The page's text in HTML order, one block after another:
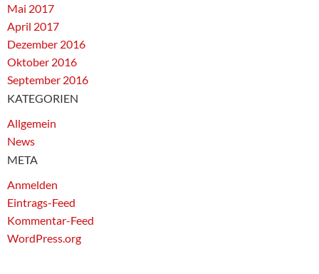
Mai 2017
April 2017
Dezember 2016
Oktober 2016
September 2016
KATEGORIEN
Allgemein
News
META
Anmelden
Eintrags-Feed
Kommentar-Feed
WordPress.org